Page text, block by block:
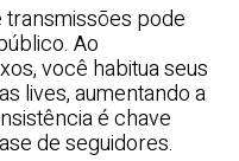
pode
Ao
você habitua seus
lives, aumentando a
é chave
de seguidores.